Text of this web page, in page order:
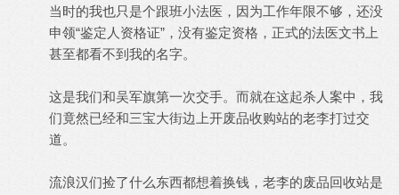
当时的我也只是个跟班小法医，因为工作年限不够，还没
申领“鉴定人资格证”，没有鉴定资格，正式的法医文书上
甚至都看不到我的名字。
这是我们和吴军旗第一次交手。而就在这起杀人案中，我
们竟然已经和三宝大街边上开废品收购站的老李打过交
道。
流浪汉们捡了什么东西都想着换钱，老李的废品回收站是